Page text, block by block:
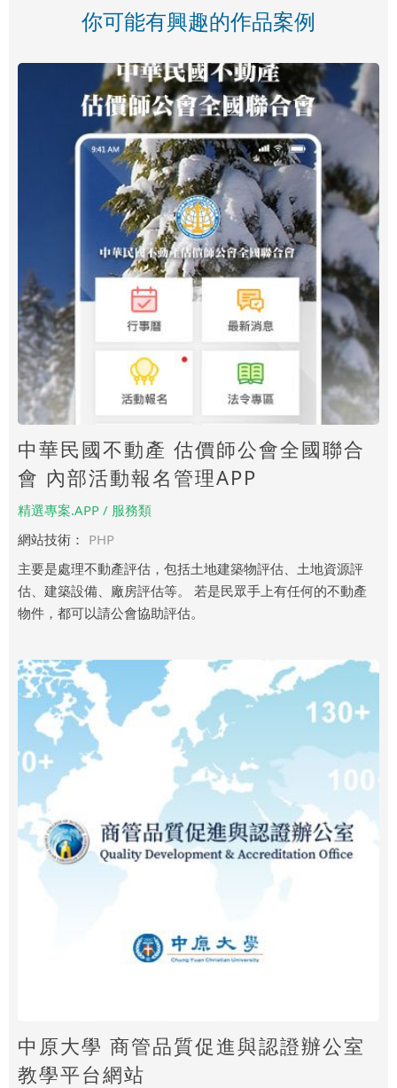
你可能有興趣的作品案例
中華民國不動產 估價師公會全國聯合
會 內部活動報名管理APP
精選專案.APP / 服務類
網站技術： PHP
主要是處理不動產評估，包括土地建築物評估、土地資源評
估、建築設備、廠房評估等。 若是民眾手上有任何的不動產
物件，都可以請公會協助評估。
中原大學 商管品質促進與認證辦公室
教學平台網站